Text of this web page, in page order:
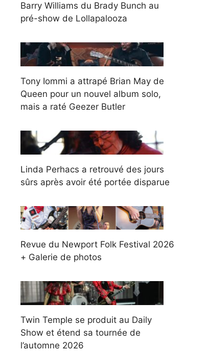
Barry Williams du Brady Bunch au
pré-show de Lollapalooza
Tony Iommi a attrapé Brian May de
Queen pour un nouvel album solo,
mais a raté Geezer Butler
Linda Perhacs a retrouvé des jours
sûrs après avoir été portée disparue
Revue du Newport Folk Festival 2026
+ Galerie de photos
Twin Temple se produit au Daily
Show et étend sa tournée de
l’automne 2026